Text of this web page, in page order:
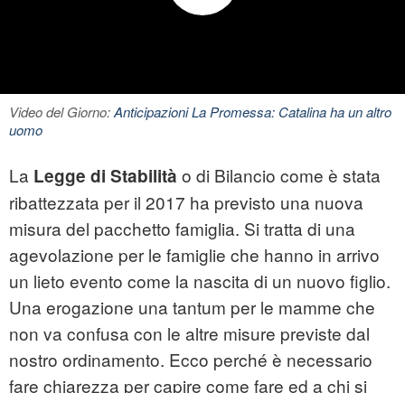
Video del Giorno:Anticipazioni La Promessa: Catalina ha un altro
uomo
La Legge di Stabilità o di Bilancio come è stata
ribattezzata per il 2017 ha previsto una nuova
misura del pacchetto famiglia. Si tratta di una
agevolazione per le famiglie che hanno in arrivo
un lieto evento come la nascita di un nuovo figlio.
Una erogazione una tantum per le mamme che
non va confusa con le altre misure previste dal
nostro ordinamento. Ecco perché è necessario
fare chiarezza per capire come fare ed a chi si